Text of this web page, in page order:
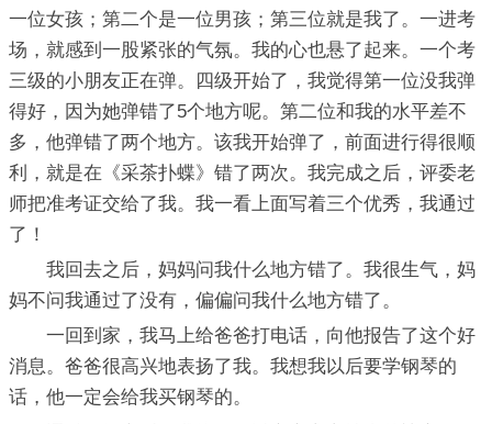
一位女孩；第二个是一位男孩；第三位就是我了。一进考
场，就感到一股紧张的气氛。我的心也悬了起来。一个考
三级的小朋友正在弹。四级开始了，我觉得第一位没我弹
得好，因为她弹错了5个地方呢。第二位和我的水平差不
多，他弹错了两个地方。该我开始弹了，前面进行得很顺
利，就是在《采茶扑蝶》错了两次。我完成之后，评委老
师把准考证交给了我。我一看上面写着三个优秀，我通过
了！
我回去之后，妈妈问我什么地方错了。我很生气，妈
妈不问我通过了没有，偏偏问我什么地方错了。
一回到家，我马上给爸爸打电话，向他报告了这个好
消息。爸爸很高兴地表扬了我。我想我以后要学钢琴的
话，他一定会给我买钢琴的。